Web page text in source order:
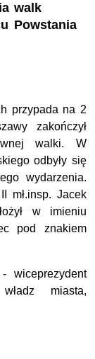
walk
Powstania
przypada na 2
zakończył
walki. W
odbyły się
wydarzenia.
mł.insp. Jacek
w imieniu
pod znakiem
wiceprezydent
miasta,